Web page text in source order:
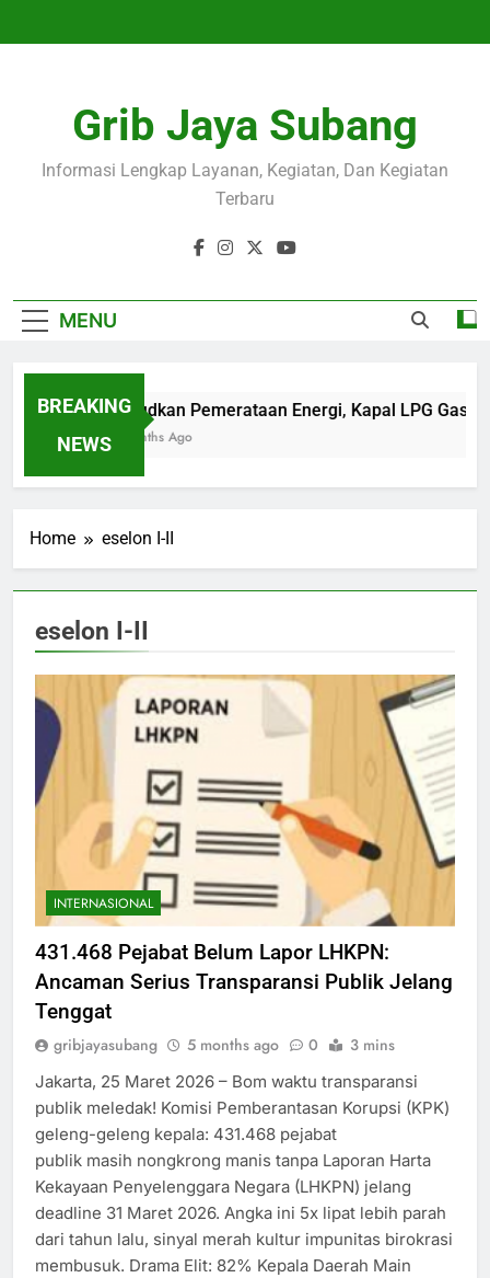
Grib Jaya Subang
Informasi Lengkap Layanan, Kegiatan, Dan Kegiatan
Terbaru
MENU
BREAKING
NEWS
Wujudkan Pemerataan Energi, Kapal LPG Gas
4 Months Ago
Home eselon I-II
eselon I-II
INTERNASIONAL
431.468 Pejabat Belum Lapor LHKPN:
Ancaman Serius Transparansi Publik Jelang
Tenggat
gribjayasubang 5 months ago 0 3 mins
Jakarta, 25 Maret 2026 – Bom waktu transparansi
publik meledak! Komisi Pemberantasan Korupsi (KPK)
geleng-geleng kepala: 431.468 pejabat
publik masih nongkrong manis tanpa Laporan Harta
Kekayaan Penyelenggara Negara (LHKPN) jelang
deadline 31 Maret 2026. Angka ini 5x lipat lebih parah
dari tahun lalu, sinyal merah kultur impunitas birokrasi
membusuk. Drama Elit: 82% Kepala Daerah Main